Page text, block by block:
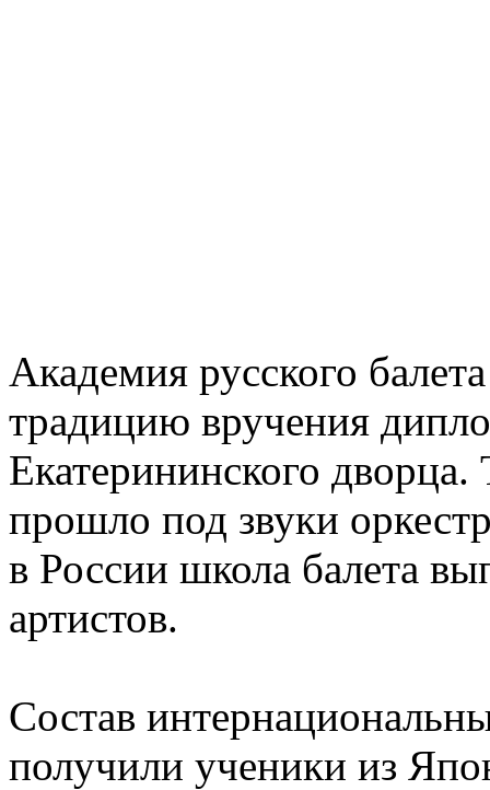
Академия русского
традицию вручения
Екатерининского
прошло под звуки
в России школа балета
артистов.
Состав
получили ученики из